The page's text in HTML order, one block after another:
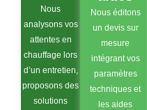
Nous
analysons vos
attentes en
chauffage lors
d’un entretien,
proposons des
solutions
Nous éditons
un devis sur
mesure
intégrant vos
paramètres
techniques et
les aides